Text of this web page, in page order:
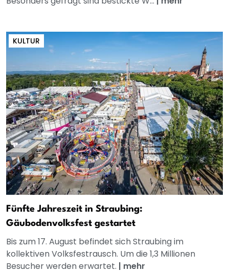
KULTUR
Fünfte Jahreszeit in Straubing:
Gäubodenvolksfest gestartet
Bis zum 17. August befindet sich Straubing im
kollektiven Volksfestrausch. Um die 1,3 Millionen
Besucher werden erwartet. | mehr